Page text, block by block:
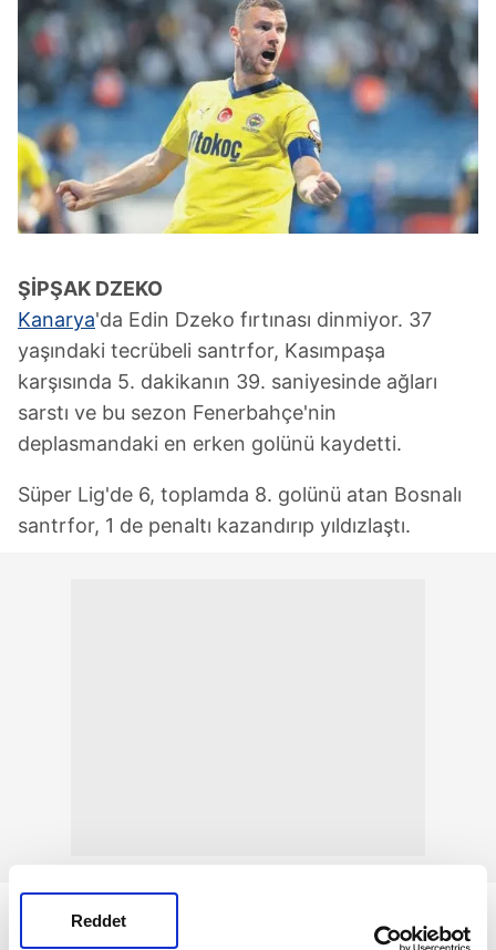
Reddet
ŞİPŞAK DZEKO
Kanarya'da Edin Dzeko fırtınası dinmiyor. 37
yaşındaki tecrübeli santrfor, Kasımpaşa
karşısında 5. dakikanın 39. saniyesinde ağları
sarstı ve bu sezon Fenerbahçe'nin
deplasmandaki en erken golünü kaydetti.
Süper Lig'de 6, toplamda 8. golünü atan Bosnalı
santrfor, 1 de penaltı kazandırıp yıldızlaştı.